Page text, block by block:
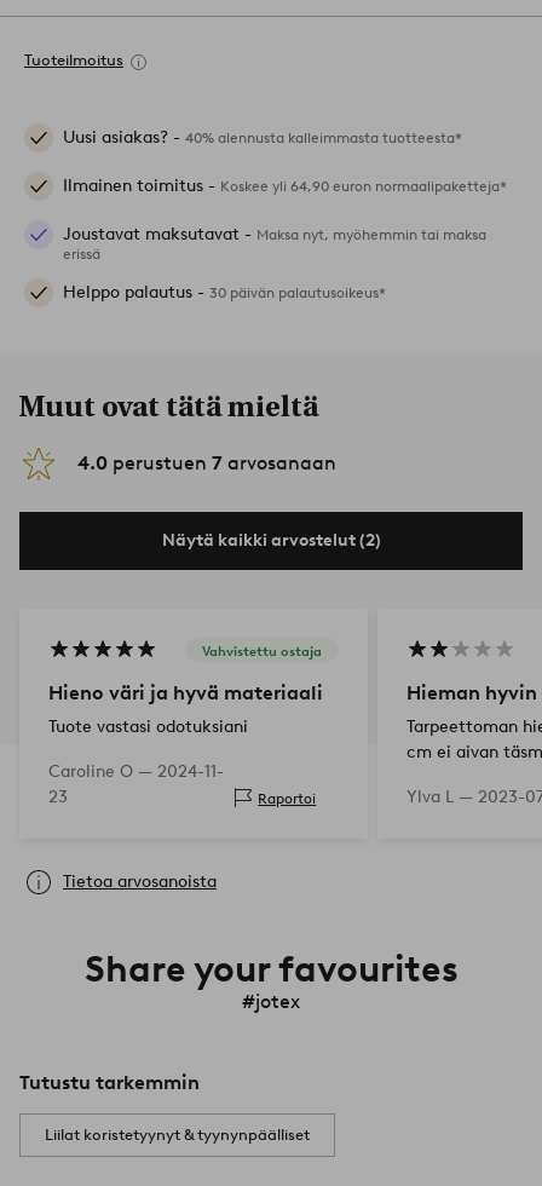
Tuoteilmoitus
Uusi asiakas? - 40% alennusta kalleimmasta tuotteesta*
Ilmainen toimitus - Koskee yli 64,90 euron normaalipaketteja*
Joustavat maksutavat - Maksa nyt, myöhemmin tai maksa
erissä
Helppo palautus - 30 päivän palautusoikeus*
Muut ovat tätä mieltä
4.0 perustuen 7 arvosanaan
Näytä kaikki arvostelut (2)
Vahvistettu ostaja
Hieno väri ja hyvä materiaali
Tuote vastasi odotuksiani
Caroline O — 2024-11-
23
Raportoi
Hieman hyvin
Tarpeettoman
cm ei aivan
suuntiin
Ylva L — 2023-
Tietoa arvosanoista
Share your favourites
#jotex
Tutustu tarkemmin
Liilat koristetyynyt & tyynynpäälliset